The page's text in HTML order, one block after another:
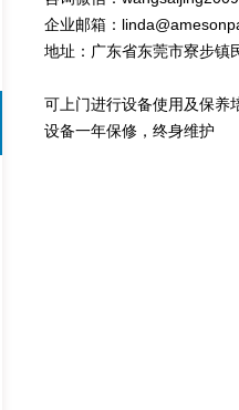
企业邮箱：
地址：广东省东莞市寮步
可上门进行设备使用及保养
设备一年保修，终身维护